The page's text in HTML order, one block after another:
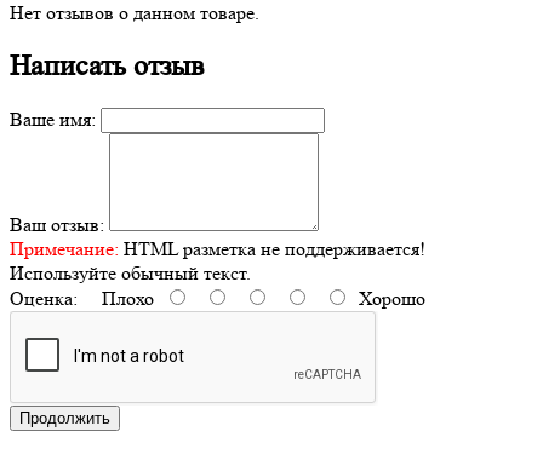
Нет отзывов о данном товаре.
Написать отзыв
Ваше имя:
Ваш отзыв:
Примечание: HTML разметка не поддерживается!
Используйте обычный текст.
Оценка: Плохо Хорошо
Продолжить